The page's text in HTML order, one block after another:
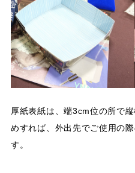
厚紙表紙は、端3cm位の所で
めすれば、外出先でご使用の
す。